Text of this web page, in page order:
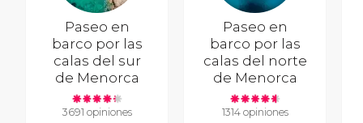
Paseo en
barco por las
calas del sur
de Menorca
3691 opiniones
Paseo en
barco por las
calas del norte
de Menorca
1314 opiniones